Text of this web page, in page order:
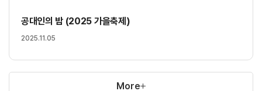
공대인의 밤 (2025 가을축제)
2025.11.05
More